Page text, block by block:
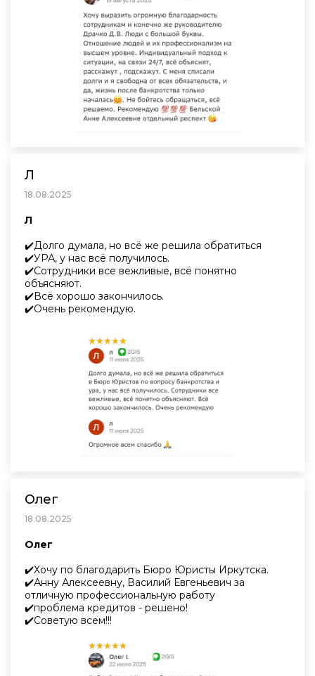
Л
18.08.2025
Л
✔️Долго думала, но всё же решила обратиться
✔️УРА, у нас всё получилось.
✔️Сотрудники все вежливые, всё понятно
объясняют.
✔️Всё хорошо закончилось.
✔️Очень рекомендую.
Олег
18.08.2025
Олег
✔️Хочу по благодарить Бюро Юристы Иркутска.
✔️Анну Алексеевну, Василий Евгеньевич за
отличную профессиональную работу
✔️проблема кредитов - решено!
✔️Советую всем!!!